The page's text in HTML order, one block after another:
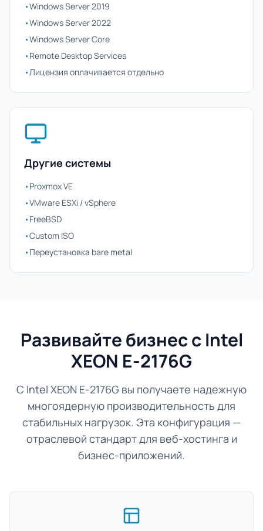
•Windows Server 2019
•Windows Server 2022
•Windows Server Core
•Remote Desktop Services
•Лицензия оплачивается отдельно
Другие системы
•Proxmox VE
•VMware ESXi / vSphere
•FreeBSD
•Custom ISO
•Переустановка bare metal
Развивайте бизнес с Intel
XEON E-2176G
С Intel XEON E-2176G вы получаете надежную
многоядерную производительность для
стабильных нагрузок. Эта конфигурация —
отраслевой стандарт для веб-хостинга и
бизнес-приложений.